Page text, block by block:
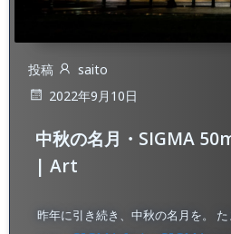
投稿
saito
2022年9月10日
中秋の名月・SIGMA
| Art
昨年に引き続き、中秋の名月を。